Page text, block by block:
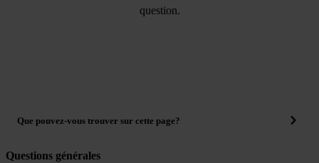
question.
Que pouvez-vous trouver sur cette page?
Questions générales